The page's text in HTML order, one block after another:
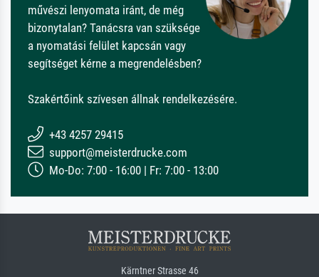
művészi lenyomata iránt, de még
bizonytalan? Tanácsra van szüksége
a nyomatási felület kapcsán vagy
segítséget kérne a megrendelésben?
Szakértőink szívesen állnak rendelkezésére.
+43 4257 29415
support@meisterdrucke.com
Mo-Do: 7:00 - 16:00 | Fr: 7:00 - 13:00
Kärntner Strasse 46